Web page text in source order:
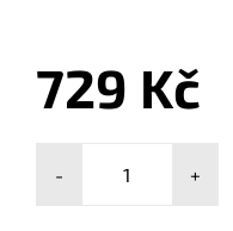
729 Kč
- +